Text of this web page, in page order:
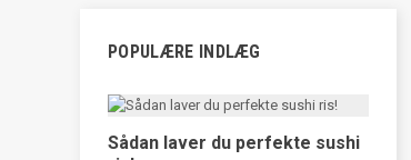
POPULÆRE INDLÆG
Sådan laver du perfekte sushi